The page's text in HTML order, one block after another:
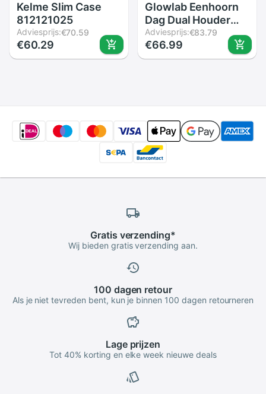
Kelme Slim Case
812121025
Adviesprijs:€70.59
€60.29
Glowlab Eenhoorn
Dag Dual Houder
21X8X6 812061513
Adviesprijs:€83.79
€66.99
Gratis verzending*
Wij bieden gratis verzending aan.
100 dagen retour
Als je niet tevreden bent, kun je binnen 100 dagen retourneren
Lageprijzen
Tot 40% korting en elke week nieuwe deals